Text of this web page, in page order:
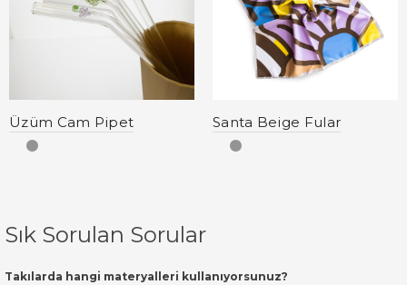
Üzüm Cam Pipet Santa Beige Fular
Sık Sorulan Sorular
Takılarda hangi materyalleri kullanıyorsunuz?